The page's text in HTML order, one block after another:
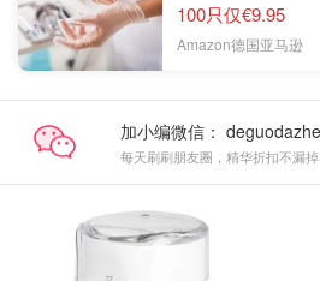
100只仅€9.95
Amazon德国亚马逊
加小编微信：
每天刷刷朋友圈，精华折扣不漏掉